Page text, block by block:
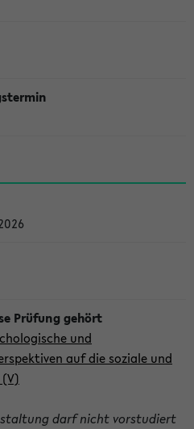
und
auf die soziale und
darf nicht vorstudiert